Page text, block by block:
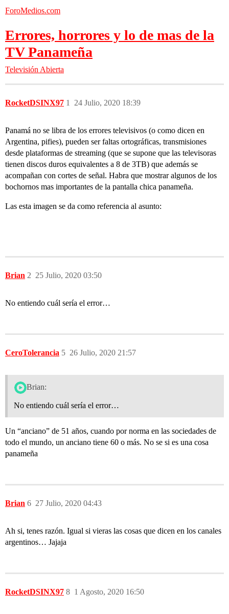
ForoMedios.com
Errores, horrores y lo de mas de la
TV Panameña
Televisión Abierta
RocketDSINX97 24 Julio, 2020 18:39
1
Panamá no se libra de los errores televisivos (o como dicen en
Argentina, pifies), pueden ser faltas ortográficas, transmisiones
desde plataformas de streaming (que se supone que las televisoras
tienen discos duros equivalentes a 8 de 3TB) que además se
acompañan con cortes de señal. Habra que mostrar algunos de los
bochornos mas importantes de la pantalla chica panameña.
Las esta imagen se da como referencia al asunto:
Brian 25 Julio, 2020 03:50
2
No entiendo cuál sería el error…
CeroTolerancia 26 Julio, 2020 21:57
5
Brian:
No entiendo cuál sería el error…
Un “anciano” de 51 años, cuando por norma en las sociedades de
todo el mundo, un anciano tiene 60 o más. No se si es una cosa
panameña
Brian 27 Julio, 2020 04:43
6
Ah si, tenes razón. Igual si vieras las cosas que dicen en los canales
argentinos… Jajaja
RocketDSINX97 1 Agosto, 2020 16:50
8